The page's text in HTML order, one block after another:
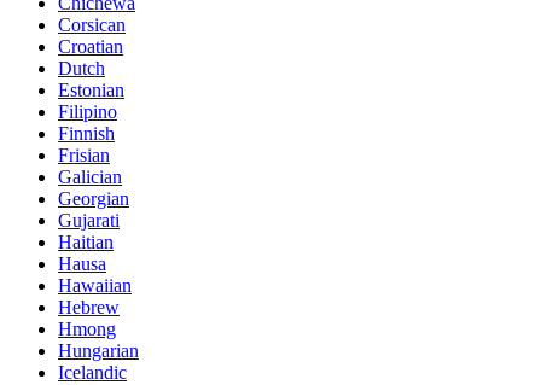
Corsican
Croatian
Dutch
Estonian
Filipino
Finnish
Frisian
Galician
Georgian
Gujarati
Haitian
Hausa
Hawaiian
Hebrew
Hmong
Hungarian
Icelandic